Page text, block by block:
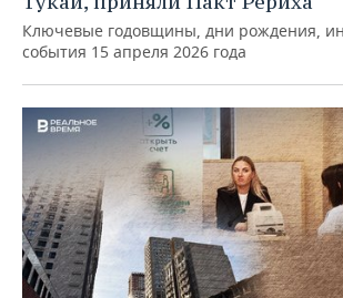
Ключевые годовщины, дни рождения,
события 15 апреля 2026 года